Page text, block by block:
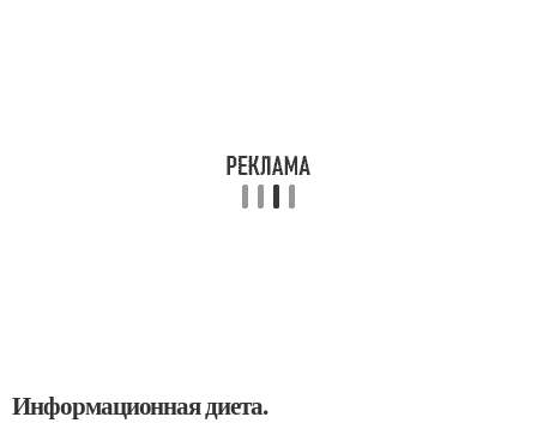
Информационная диета.